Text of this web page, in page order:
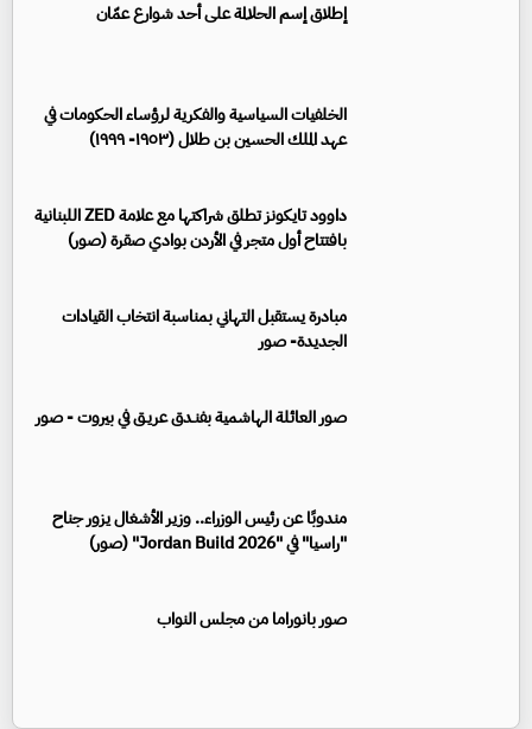
إطلاق إسم الحلالمة على أحد شوارع عمّان
الخلفيات السياسية والفكرية لرؤساء الحكومات في
عهد الملك الحسين بن طلال (١٩٥٣- ١٩٩٩)
داوود تايكونز تطلق شراكتها مع علامة ZED اللبنانية
بافتتاح أول متجر في الأردن بوادي صقرة (صور)
مبادرة يستقبل التهاني بمناسبة انتخاب القيادات
الجديدة- صور
صور العائلة الهاشمية بفنـدق عريـق في بيروت - صور
مندوبًا عن رئيس الوزراء.. وزير الأشغال يزور جناح
"راسيا" في "Jordan Build 2026" (صور)
صور بانوراما من مجلس النواب